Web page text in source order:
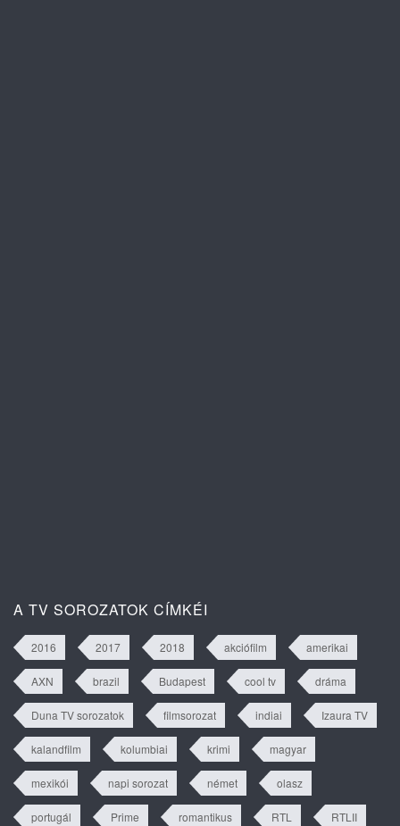
A TV SOROZATOK CÍMKÉI
2016 2017 2018 akciófilm amerikai
AXN brazil Budapest cool tv dráma
Duna TV sorozatok filmsorozat indiai Izaura TV
kalandfilm kolumbiai krimi magyar
mexikói napi sorozat német olasz
portugál Prime romantikus RTL RTLII